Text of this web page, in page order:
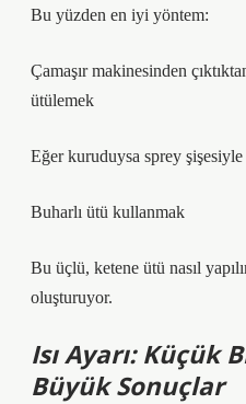
Bu yüzden en iyi yöntem:
Çamaşır makinesinden
ütülemek
Eğer kuruduysa sprey
Buharlı ütü kullanmak
Bu üçlü, ketene ütü nasıl
oluşturuyor.
Isı Ayarı: Küçük
Büyük Sonuçlar